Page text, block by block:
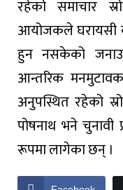
रहेको समाचार
आयोजकले घरायसी
हुन नसकेको जनाउ
आन्तरिक
अनुपस्थित रहेको
पोषनाथ भने चुनावी
रूपमा लागेका छन् ।